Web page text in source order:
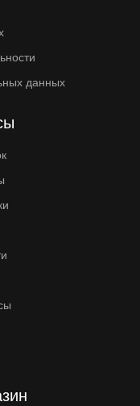
данных